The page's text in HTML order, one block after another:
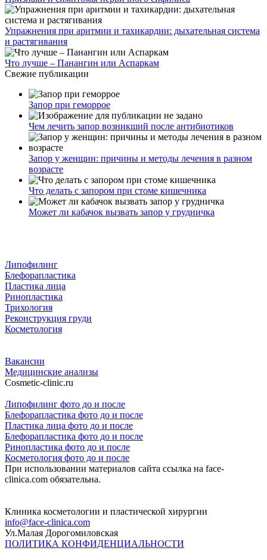
Упражнения при аритмии и тахикардии: дыхательная система
и растягивания
Что лучше – Панангин или Аспаркам
Свежие публикации
Запор при геморрое
Чем лечить запор возникший после антибиотиков
Запор у женщин: причины и методы лечения в разном
возрасте
Что делать с запором при стоме кишечника
Может ли кабачок вызвать запор у грудничка
Липофилинг
Блефорапластика
Пластика лица
Ринопластика
Трихология
Реконструкция груди
Косметология
Вакансии
Медицинские анализы
Cosmetic-clinic.ru
Липофилинг фото до и после
Блефорапластика фото до и после
Пластика лица фото до и после
Блефорапластика фото до и после
Ринопластика фото до и после
Косметология фото до и после
При использовании материалов сайта ссылка на face-
clinica.com обязательна.
Клиника косметологии и пластической хирургии
info@face-clinica.com
Ул.Малая Дорогомиловская
ПОЛИТИКА КОНФИДЕНЦИАЛЬНОСТИ